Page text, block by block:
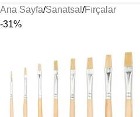
Ana Sayfa/Sanatsal /Fırçalar
-31%